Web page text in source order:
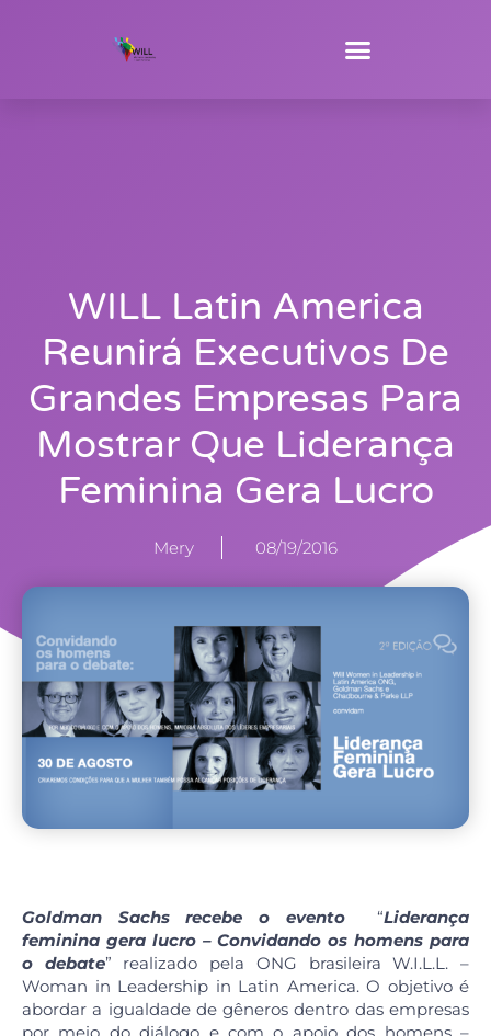
WILL Latin America
Reunirá Executivos De
Grandes Empresas Para
Mostrar Que Liderança
Feminina Gera Lucro
Mery 08/19/2016
Goldman Sachs recebe o evento “Liderança
feminina gera lucro – Convidando os homens para
o debate” realizado pela ONG brasileira W.I.L.L. –
Woman in Leadership in Latin America. O objetivo é
abordar a igualdade de gêneros dentro das empresas